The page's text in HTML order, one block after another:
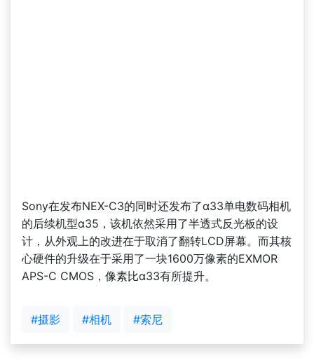
Sony在发布NEX-C3的同时还发布了α33单电数码相机
的后续机型α35，该机依然采用了半透式反光板的设
计，从外观上的改进在于取消了翻转LCD屏幕。而其核
心硬件的升级在于采用了一块1600万像素的EXMOR
APS-C CMOS，像素比α33有所提升。
#摄影 #相机 #索尼